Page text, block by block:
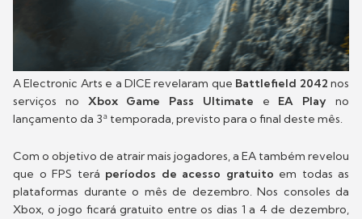
A Electronic Arts e a DICE revelaram que Battlefield 2042 nos
serviços no Xbox Game Pass Ultimate e EA Play no
lançamento da 3ª temporada, previsto para o final deste mês.
Com o objetivo de atrair mais jogadores, a EA também revelou
que o FPS terá períodos de acesso gratuito em todas as
plataformas durante o mês de dezembro. Nos consoles da
Xbox, o jogo ficará gratuito entre os dias 1 a 4 de dezembro,